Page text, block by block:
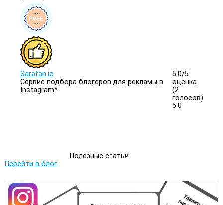
Sarafan.io
Сервис подбора блогеров для рекламы в
Instagram*
5.0/5
оценка
(2
голосов)
5.0
Полезные статьи
Перейти в блог